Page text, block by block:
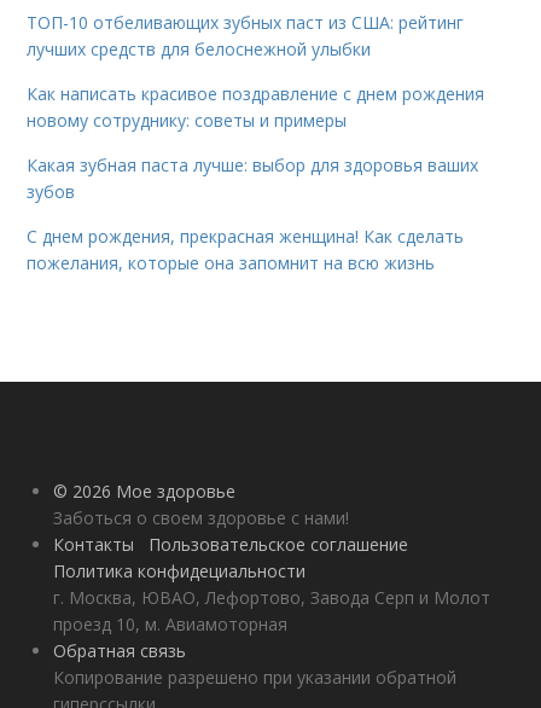
ТОП-10 отбеливающих зубных паст из США: рейтинг
лучших средств для белоснежной улыбки
Как написать красивое поздравление с днем рождения
новому сотруднику: советы и примеры
Какая зубная паста лучше: выбор для здоровья ваших
зубов
С днем рождения, прекрасная женщина! Как сделать
пожелания, которые она запомнит на всю жизнь
© 2026 Мое здоровье
Заботься о своем здоровье с нами!
Контакты
Пользовательское соглашение
Политика конфидециальности
г. Москва, ЮВАО, Лефортово, Завода Серп и Молот
проезд 10, м. Авиамоторная
Обратная связь
Копирование разрешено при указании обратной